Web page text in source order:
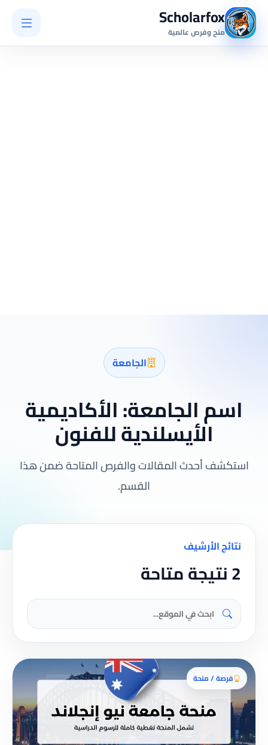
Scholarfox
منح وفرص عالمية
الجامعة
اسم الجامعة:الأكاديمية
الأيسلندية للفنون
استكشف أحدث المقالات والفرص المتاحة ضمن هذا
القسم.
نتائج الأرشيف
2 نتيجة متاحة
فرصة / منحة